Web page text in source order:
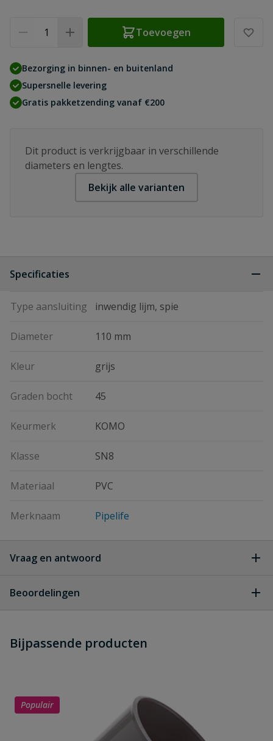
Toevoegen
Bezorging in binnen- en buitenland
Supersnelle levering
Gratis pakketzending vanaf €200
Dit product is verkrijgbaar in verschillende
diameters en lengtes.
Bekijk alle varianten
Specificaties
Type aansluiting inwendig lijm, spie
Diameter 110 mm
Kleur grijs
Graden bocht 45
Keurmerk KOMO
Klasse SN8
Materiaal PVC
Merknaam Pipelife
Vraag en antwoord
dit product?
Beoordelingen
Schrijf zelf een beoordeling
Uw waardering:
Bijpassende producten
Populair